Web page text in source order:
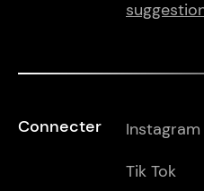
Connecter
Instagram
Tik Tok